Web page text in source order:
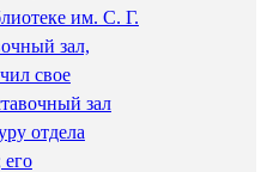
им. С. Г.
зал,
свое
зал
отдела
его